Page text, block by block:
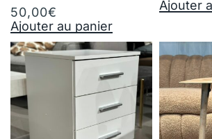
50,00€
Ajouter au panier
Ajouter